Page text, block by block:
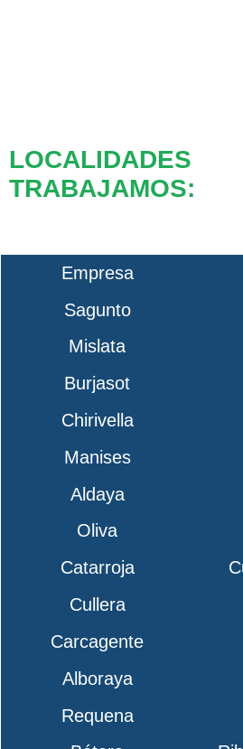
TRABAJAMOS:
Empresa
Sagunto
Mislata
Burjasot
Chirivella
Manises
Aldaya
Oliva
Catarroja
Cullera
Carcagente
Alboraya
Requena